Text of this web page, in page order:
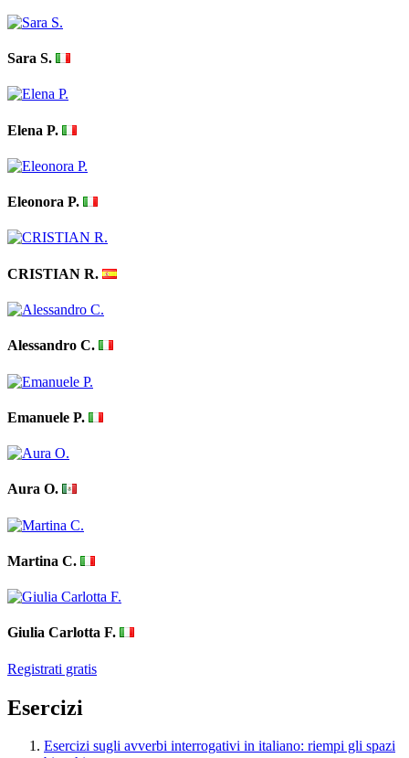
Sara S.
Elena P.
Eleonora P.
CRISTIAN R.
Alessandro C.
Emanuele P.
Aura O.
Martina C.
Giulia Carlotta F.
Registrati gratis
Esercizi
Esercizi sugli avverbi interrogativi in italiano: riempi gli spazi